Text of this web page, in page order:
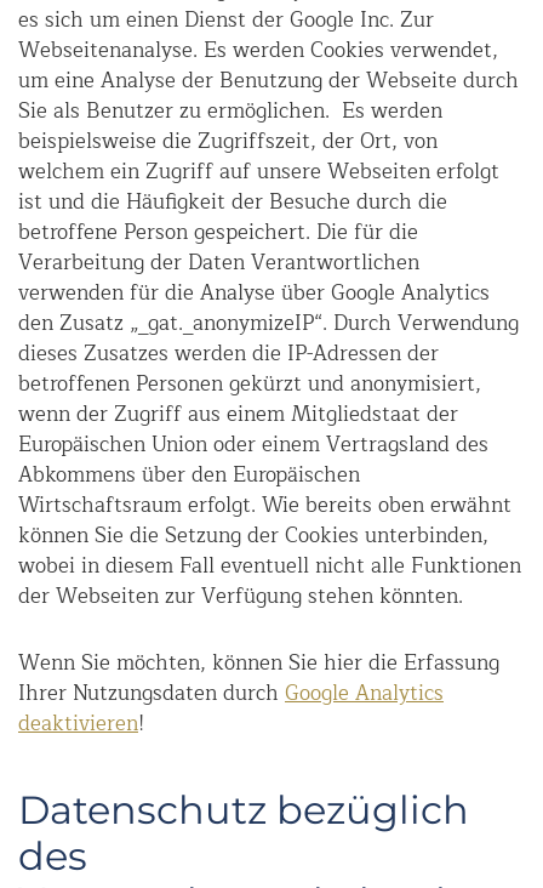
es sich um einen Dienst der Google Inc. Zur
Webseitenanalyse. Es werden Cookies verwendet,
um eine Analyse der Benutzung der Webseite durch
Sie als Benutzer zu ermöglichen. Es werden
beispielsweise die Zugriffszeit, der Ort, von
welchem ein Zugriff auf unsere Webseiten erfolgt
ist und die Häufigkeit der Besuche durch die
betroffene Person gespeichert. Die für die
Verarbeitung der Daten Verantwortlichen
verwenden für die Analyse über Google Analytics
den Zusatz „_gat._anonymizeIP“. Durch Verwendung
dieses Zusatzes werden die IP-Adressen der
betroffenen Personen gekürzt und anonymisiert,
wenn der Zugriff aus einem Mitgliedstaat der
Europäischen Union oder einem Vertragsland des
Abkommens über den Europäischen
Wirtschaftsraum erfolgt. Wie bereits oben erwähnt
können Sie die Setzung der Cookies unterbinden,
wobei in diesem Fall eventuell nicht alle Funktionen
der Webseiten zur Verfügung stehen könnten.
Wenn Sie möchten, können Sie hier die Erfassung
Ihrer Nutzungsdaten durch Google Analytics
deaktivieren!
Datenschutz bezüglich
des